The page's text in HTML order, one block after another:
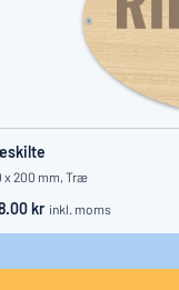
x 200 mm, Træ
kr inkl. moms